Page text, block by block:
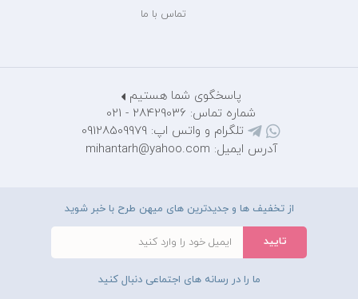
تماس با ما
پاسخگوی شما هستیم
شماره تماس: 28429036 - 021
تلگرام و واتس اپ: 09128509979
آدرس ایمیل: mihantarh@yahoo.com
از تخفیف ها و جدیدترین های میهن طرح با خبر شوید
ما را در رسانه های اجتماعی دنبال کنید